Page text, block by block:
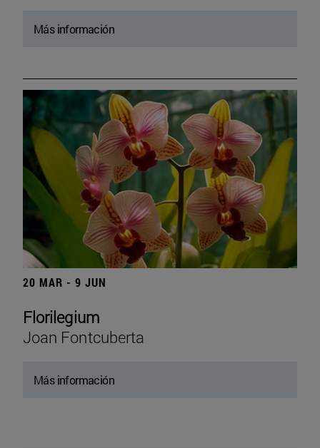
Más información
20 MAR - 9 JUN
Florilegium
Joan Fontcuberta
Más información